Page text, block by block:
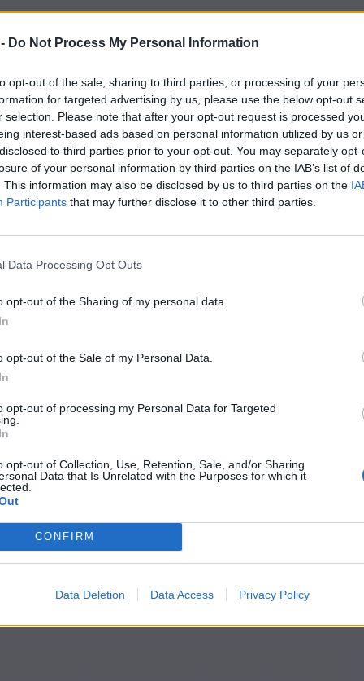
Do Not Process My Personal Information
opt-out of the sale, sharing to third parties, or processing of your
for targeted advertising by us, please use the below opt-out
selection. Please note that after your opt-out request is processed
interest-based ads based on personal information utilized by us
to third parties prior to your opt-out. You may separately
of your personal information by third parties on the IAB’s list of
This information may also be disclosed by us to third parties on the
Participants that may further disclose it to other third parties.
Data Processing Opt Outs
opt-out of the Sharing of my personal data.
opt-out of the Sale of my Personal Data.
opt-out of processing my Personal Data for Targeted
opt-out of Collection, Use, Retention, Sale, and/or Sharing
Data that Is Unrelated with the Purposes for which it
CONFIRM
Data Deletion Data Access Privacy Policy
αποκλειστικά μέσω ηλεκτρονικού
Υποβάλλονται μέσω της ειδικής
ψηφιακή πύλη myAADE (myaade.gov.gr),
Εφαρμογές > Καταγγελίες πολιτών.
με το αντικείμενο της υπόθεσης,
της κάθε αναφοράς.
Πολιτών» θα αναβαθμιστεί για να
εγκλήματος όσο και ζητημάτων
οι ενδιαφερόμενοι μπορούν να
της ΑΑΔΕ, my1521:
εργάσιμες ημέρες από 7:00 έως 20:00.
τη θεματική κατηγορία που αντιστοιχεί
Email Telegram